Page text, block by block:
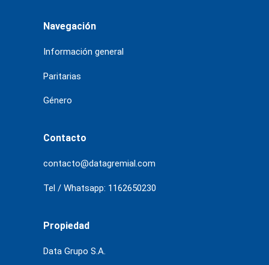
Navegación
Información general
Paritarias
Género
Contacto
contacto@datagremial.com
Tel / Whatsapp: 1162650230
Propiedad
Data Grupo S.A.